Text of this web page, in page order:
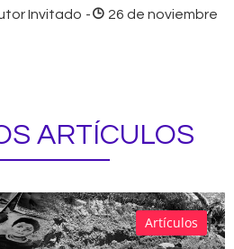
Invitado -
26 de noviembre
ARTÍCULOS
Artículos